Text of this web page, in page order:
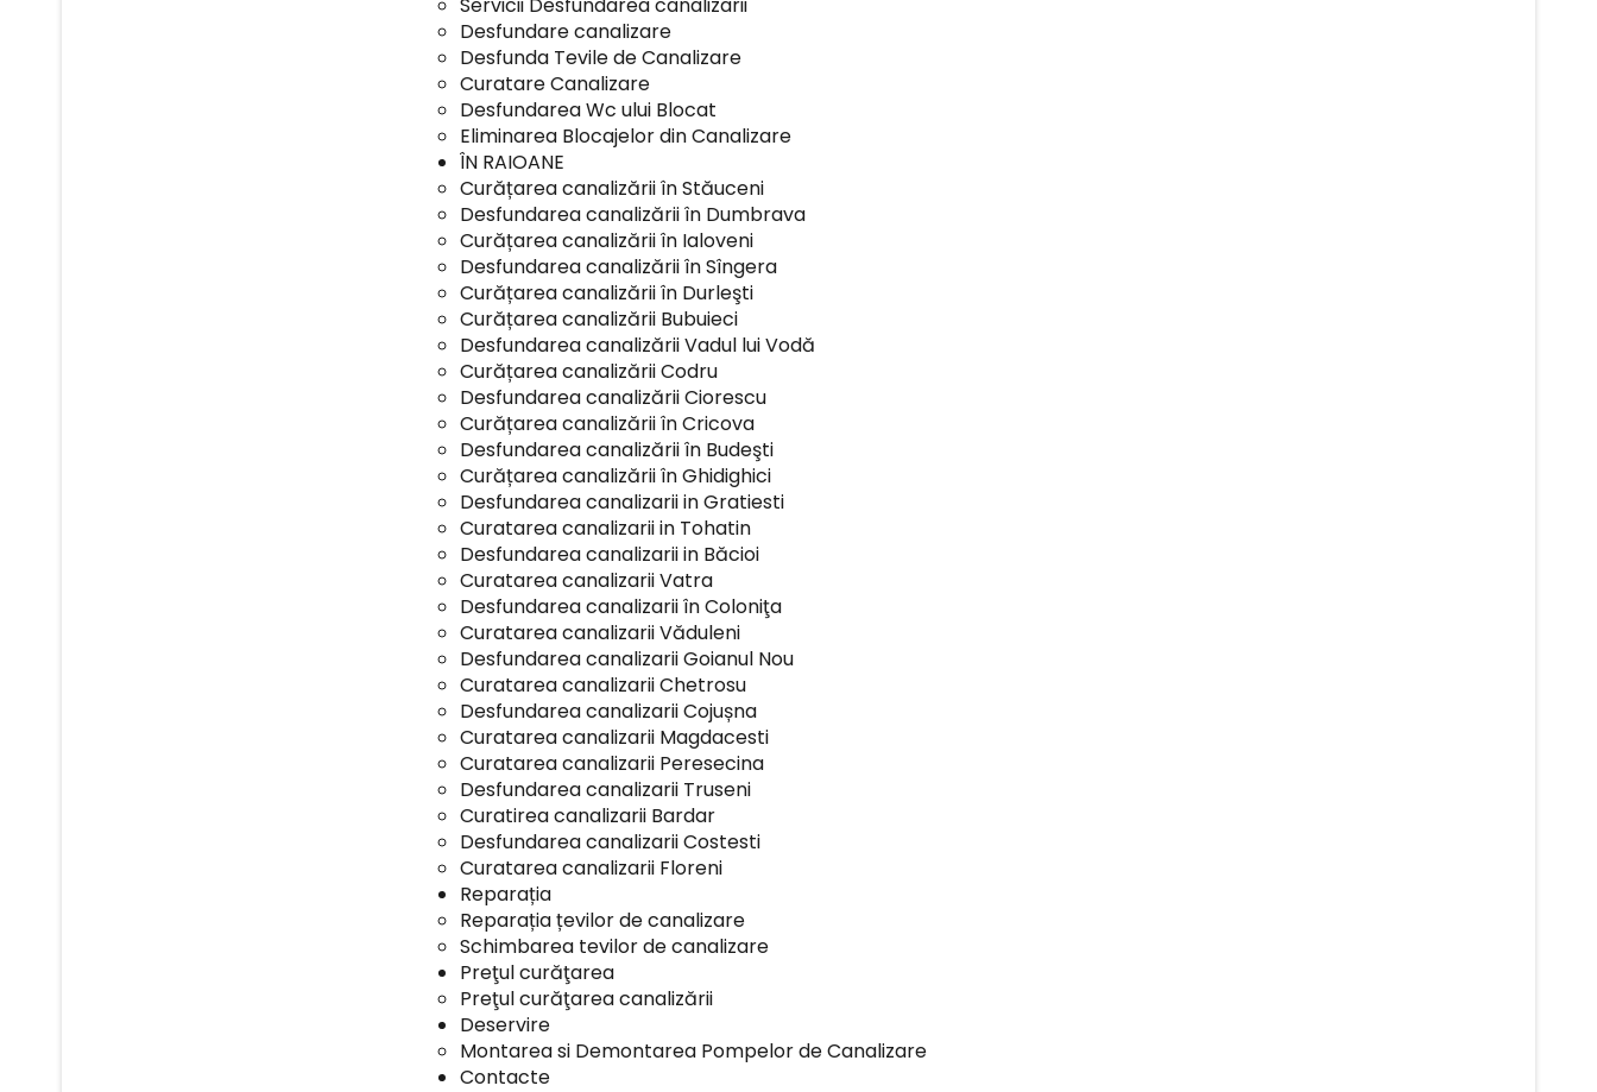
Desfundare canalizare
Desfunda Tevile de Canalizare
Curatare Canalizare
Desfundarea Wc ului Blocat
Eliminarea Blocajelor din Canalizare
ÎN RAIOANE
Curățarea canalizării în Stăuceni
Desfundarea canalizării în Dumbrava
Curățarea canalizării în Ialoveni
Desfundarea canalizării în Sîngera
Curățarea canalizării în Durleşti
Curățarea canalizării Bubuieci
Desfundarea canalizării Vadul lui Vodă
Curățarea canalizării Codru
Desfundarea canalizării Ciorescu
Curățarea canalizării în Cricova
Desfundarea canalizării în Budeşti
Curățarea canalizării în Ghidighici
Desfundarea canalizarii in Gratiesti
Curatarea canalizarii in Tohatin
Desfundarea canalizarii in Băcioi
Curatarea canalizarii Vatra
Desfundarea canalizarii în Coloniţa
Curatarea canalizarii Văduleni
Desfundarea canalizarii Goianul Nou
Curatarea canalizarii Chetrosu
Desfundarea canalizarii Cojușna
Curatarea canalizarii Magdacesti
Curatarea canalizarii Peresecina
Desfundarea canalizarii Truseni
Curatirea canalizarii Bardar
Desfundarea canalizarii Costesti
Curatarea canalizarii Floreni
Reparația
Reparația țevilor de canalizare
Schimbarea tevilor de canalizare
Preţul curăţarea
Preţul curăţarea canalizării
Deservire
Montarea si Demontarea Pompelor de Canalizare
Contacte